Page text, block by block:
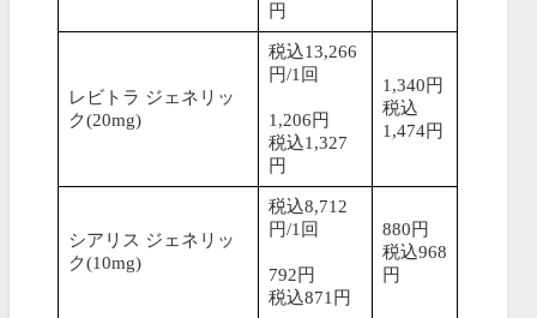
円
レビトラ ジェネリッ
ク(20mg)
税込13,266
円/1回
1,206円
税込1,327
円
1,340円
税込
1,474円
シアリス ジェネリッ
ク(10mg)
税込8,712
円/1回
792円
税込871円
880円
税込968
円